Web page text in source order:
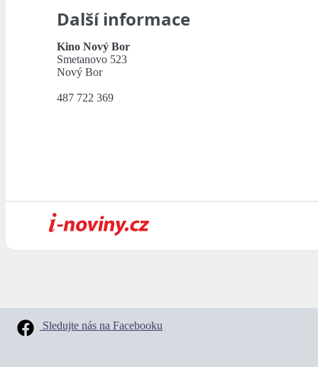
Další informace
Kino Nový Bor
Smetanovo 523
Nový Bor
487 722 369
Sledujte nás na Facebooku